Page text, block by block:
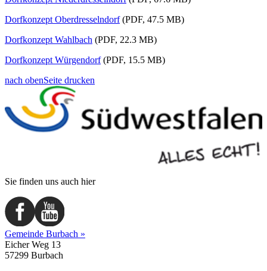
Dorfkonzept Oberdresselndorf(PDF, 47.5 MB)
Dorfkonzept Wahlbach (PDF, 22.3 MB)
Dorfkonzept Würgendorf(PDF, 15.5 MB)
nach obenSeite drucken
Sie finden uns auch hier
Gemeinde Burbach »
Eicher Weg 13
57299 Burbach